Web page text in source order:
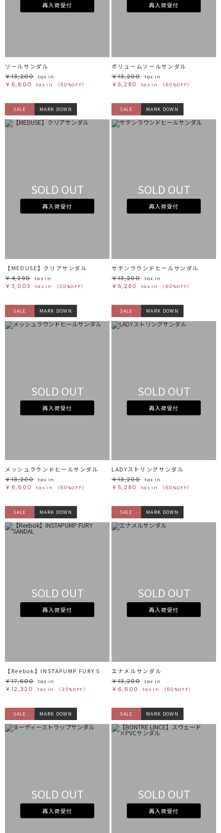
再入荷受付
ソールサンダル
￥13,200
tax in
￥6,600 tax in （50%OFF）
再入荷受付
ボリュームソールサンダル
￥13,200
tax in
￥5,280 tax in （60%OFF）
SALE MARK DOWN
SOLD OUT
再入荷受付
【MEDUSE】クリアサンダル
￥4,290
tax in
￥3,003 tax in （30%OFF）
SALE MARK DOWN
SOLD OUT
再入荷受付
サテンラウンドヒールサンダル
￥13,200
tax in
￥5,280 tax in （60%OFF）
SALE MARK DOWN
SOLD OUT
再入荷受付
メッシュラウンドヒールサンダル
￥13,200
tax in
￥6,600 tax in （50%OFF）
SALE MARK DOWN
SOLD OUT
再入荷受付
LADYストリングサンダル
￥13,200
tax in
￥5,280 tax in （60%OFF）
SALE MARK DOWN
SOLD OUT
再入荷受付
【Reebok】INSTAPUMP FURY SANDAL
￥17,600
tax in
￥12,320 tax in （30%OFF）
SALE MARK DOWN
SOLD OUT
再入荷受付
エナメルサンダル
￥13,200
tax in
￥6,600 tax in （50%OFF）
SALE MARK DOWN
SOLD OUT
再入荷受付
SALE MARK DOWN
SOLD OUT
再入荷受付